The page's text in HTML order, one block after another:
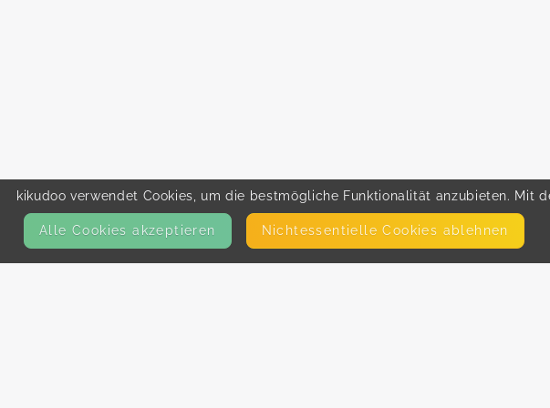
kikudoo verwendet Cookies, um die bestmögliche Funktionalität anzubieten. Mit
Alle Cookies akzeptieren Nicht­essentielle Cookies ablehnen